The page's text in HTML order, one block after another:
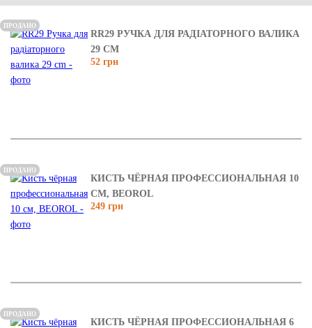
RR29 РУЧКА ДЛЯ РАДІАТОРНОГО ВАЛИКА
29 CM
52 грн
ПРОДАНО
КИСТЬ ЧЁРНАЯ ПРОФЕССИОНАЛЬНАЯ 10
СМ, BEOROL
249 грн
ПРОДАНО
КИСТЬ ЧЁРНАЯ ПРОФЕССИОНАЛЬНАЯ 6
ПРОДАНО